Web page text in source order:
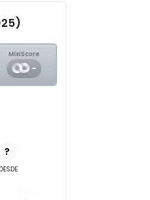
MixiScore
-
?
DESDE